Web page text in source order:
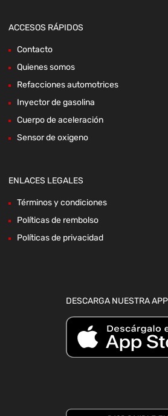
ACCESOS RÁPIDOS
Contacto
Quienes somos
Refacciones automotrices
Inyector de gasolina
Cuerpo de aceleración
Sensor de oxigeno
ENLACES LEGALES
Términos y condiciones
Políticas de rembolso
Políticas de privacidad
DESCARGA NUESTRA